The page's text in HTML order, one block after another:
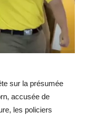
sur la présumée
accusée de
les policiers